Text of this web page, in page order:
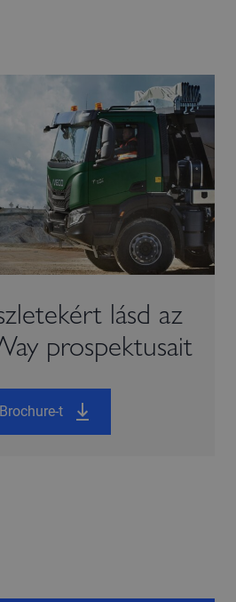
lásd az
prospektusait
t